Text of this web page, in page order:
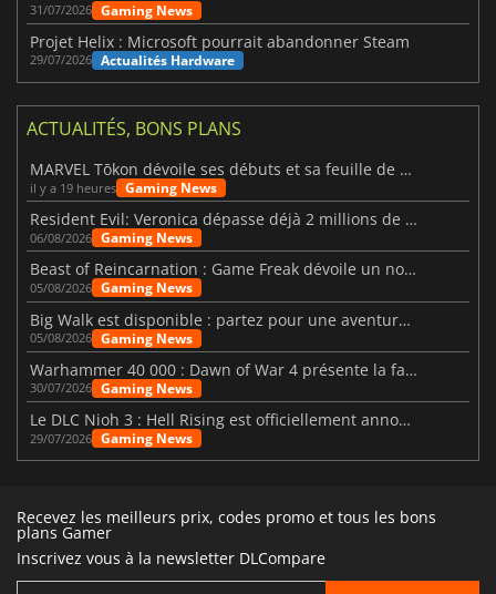
31/07/2026 Gaming News
Projet Helix : Microsoft pourrait abandonner Steam
29/07/2026 Actualités Hardware
ACTUALITÉS, BONS PLANS
MARVEL Tōkon dévoile ses débuts et sa feuille de route
il y a 19 heures Gaming News
Resident Evil: Veronica dépasse déjà 2 millions de wishlists
06/08/2026 Gaming News
Beast of Reincarnation : Game Freak dévoile un nouveau pari
05/08/2026 Gaming News
Big Walk est disponible : partez pour une aventure entre amis
05/08/2026 Gaming News
Warhammer 40 000 : Dawn of War 4 présente la faction des Nécrons
30/07/2026 Gaming News
Le DLC Nioh 3 : Hell Rising est officiellement annoncé
29/07/2026 Gaming News
Recevez les meilleurs prix, codes promo et tous les bons
plans Gamer
Inscrivez vous à la newsletter DLCompare